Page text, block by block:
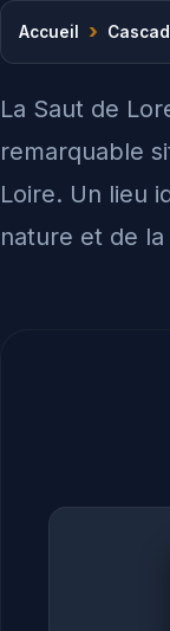
Accueil ›
La Saut de
remarquable
Loire. Un lieu
nature et de